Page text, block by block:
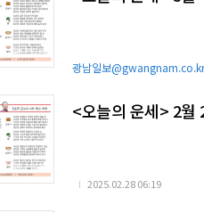
광남일보
<오늘의 운세> 2월
2025.02.28 06:19